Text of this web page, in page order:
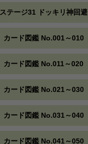
ステージ31 ドッキリ神回避
カード図鑑 No.001～010
カード図鑑 No.011～020
カード図鑑 No.021～030
カード図鑑 No.031～040
カード図鑑 No.041～050